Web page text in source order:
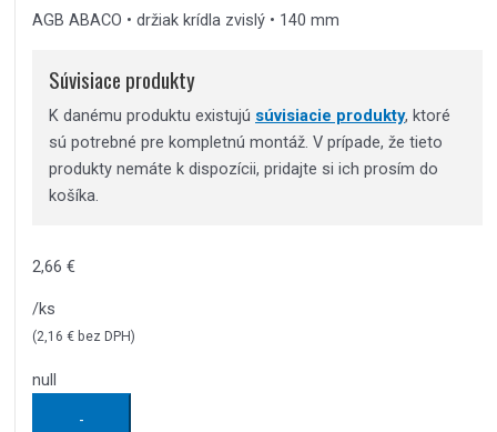
AGB ABACO • držiak krídla zvislý • 140 mm
Súvisiace produkty
K danému produktu existujú súvisiacie produkty, ktoré
sú potrebné pre kompletnú montáž. V prípade, že tieto
produkty nemáte k dispozícii, pridajte si ich prosím do
košíka.
2,66 €
/ks
(2,16 € bez DPH)
null
-